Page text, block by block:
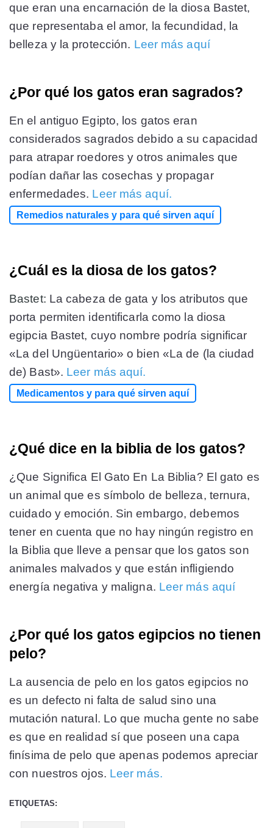
que eran una encarnación de la diosa Bastet,
que representaba el amor, la fecundidad, la
belleza y la protección. Leer más aquí
¿Por qué los gatos eran sagrados?
En el antiguo Egipto, los gatos eran
considerados sagrados debido a su capacidad
para atrapar roedores y otros animales que
podían dañar las cosechas y propagar
enfermedades. Leer más aquí.
Remedios naturales y para qué sirven aquí
¿Cuál es la diosa de los gatos?
Bastet: La cabeza de gata y los atributos que
porta permiten identificarla como la diosa
egipcia Bastet, cuyo nombre podría significar
«La del Ungüentario» o bien «La de (la ciudad
de) Bast». Leer más aquí.
Medicamentos y para qué sirven aquí
¿Qué dice en la biblia de los gatos?
¿Que Significa El Gato En La Biblia? El gato es
un animal que es símbolo de belleza, ternura,
cuidado y emoción. Sin embargo, debemos
tener en cuenta que no hay ningún registro en
la Biblia que lleve a pensar que los gatos son
animales malvados y que están infligiendo
energía negativa y maligna. Leer más aquí
¿Por qué los gatos egipcios no tienen
pelo?
La ausencia de pelo en los gatos egipcios no
es un defecto ni falta de salud sino una
mutación natural. Lo que mucha gente no sabe
es que en realidad sí que poseen una capa
finísima de pelo que apenas podemos apreciar
con nuestros ojos. Leer más.
ETIQUETAS: